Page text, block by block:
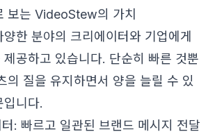
보는 VideoStew의 가치
한 분야의 크리에이터와 기업에게
제공하고 있습니다. 단순히 빠른 것뿐
의 질을 유지하면서 양을 늘릴 수 있
입니다.
: 빠르고 일관된 브랜드 메시지 전달